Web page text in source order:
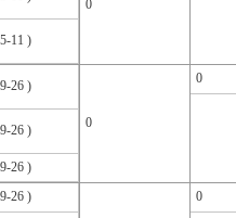
11 )
0
26 )
26 )
26 )
0
0
26 )
0